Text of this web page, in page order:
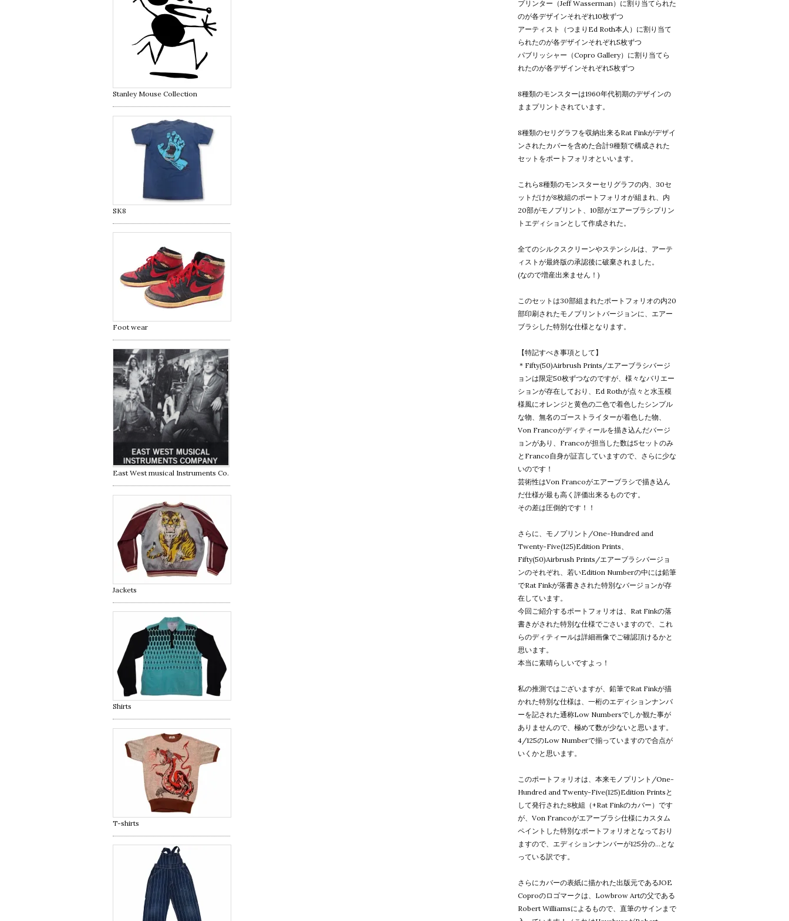
プリンター（Jeff Wasserman）に割り当てられた
のが各デザインそれぞれ10枚ずつ
アーティスト（つまりEd Roth本人）に割り当て
られたのが各デザインそれぞれ5枚ずつ
パブリッシャー（Copro Gallery）に割り当てら
れたのが各デザインそれぞれ5枚ずつ
8種類のモンスターは1960年代初期のデザインの
ままプリントされています。
8種類のセリグラフを収納出来るRat Finkがデザイ
ンされたカバーを含めた合計9種類で構成された
セットをポートフォリオといいます。
これら8種類のモンスターセリグラフの内、30セ
ットだけが8枚組のポートフォリオが組まれ、内
20部がモノプリント、10部がエアーブラシプリン
トエディションとして作成された。
全てのシルクスクリーンやステンシルは、アーテ
ィストが最終版の承認後に破棄されました。
(なので増産出来ません！)
このセットは30部組まれたポートフォリオの内20
部印刷されたモノプリントバージョンに、エアー
ブラシした特別な仕様となります。
【特記すべき事項として】
＊Fifty(50)Airbrush Prints/エアーブラシバージ
ョンは限定50枚ずつなのですが、様々なバリエー
ションが存在しており、Ed Rothが点々と水玉模
様風にオレンジと黄色の二色で着色したシンプル
な物、無名のゴーストライターが着色した物、
Von Francoがディティールを描き込んだバージ
ョンがあり、Francoが担当した数は5セットのみ
とFranco自身が証言していますので、さらに少な
いのです！
芸術性はVon Francoがエアーブラシで描き込ん
だ仕様が最も高く評価出来るものです。
その差は圧倒的です！！
さらに、モノプリント/One-Hundred and
Twenty-Five(125)Edition Prints、
Fifty(50)Airbrush Prints/エアーブラシバージョ
ンのそれぞれ、若いEdition Numberの中には鉛筆
でRat Finkが落書きされた特別なバージョンが存
在しています。
今回ご紹介するポートフォリオは、Rat Finkの落
書きがされた特別な仕様でごさいますので、これ
らのディティールは詳細画像でご確認頂けるかと
思います。
本当に素晴らしいですよっ！
私の推測ではございますが、鉛筆でRat Finkが描
かれた特別な仕様は、一桁のエディションナンバ
ーを記された通称Low Numbersでしか観た事が
ありませんので、極めて数が少ないと思います。
4/125のLow Numberで揃っていますので合点が
いくかと思います。
このポートフォリオは、本来モノプリント/One-
Hundred and Twenty-Five(125)Edition Printsと
して発行された8枚組（+Rat Finkのカバー）です
が、Von Francoがエアーブラシ仕様にカスタム
ペイントした特別なポートフォリオとなっており
ますので、エディションナンバーが125分の...とな
っている訳です。
さらにカバーの表紙に描かれた出版元であるJOE
Coproのロゴマークは、Lowbrow Artの父である
Robert Williamsによるもので、直筆のサインまで
Stanley Mouse Collection
SK8
Foot wear
East West musical Instruments Co.
Jackets
Shirts
T-shirts